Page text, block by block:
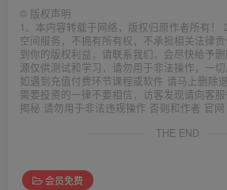
© 版权声明
1、本内容转载于网络，版权归原作者所有！
空间服务，不拥有所有权，不承担相关法律
到你的版权利益，请联系我们，会尽快给予
源仅供测试和学习，请勿用于非法操作，一切
如遇到充值付费环节课程或软件 请马上删除
需要投资的一律不要相信，访客发现请向客
揭秘 请勿用于非法违规操作 否则和作者 官网
THE END
会员免费